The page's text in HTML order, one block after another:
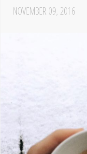
NOVEMBER 09, 2016